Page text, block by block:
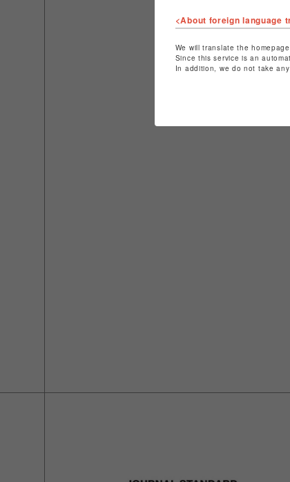
<About foreign language
We will translate the
Since this service is an
In addition, we do not take